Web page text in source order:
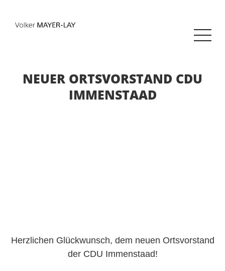
NEUER ORTSVORSTAND CDU
IMMENSTAAD
Herzlichen Glückwunsch, dem neuen Ortsvorstand
der CDU Immenstaad!